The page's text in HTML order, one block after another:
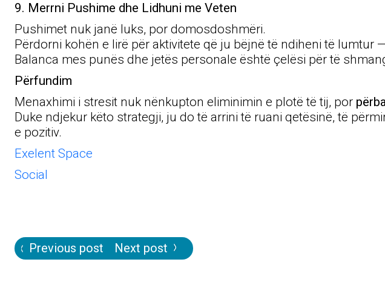
9. Merrni Pushime dhe Lidhuni me Veten
Pushimet nuk janë luks, por domosdoshmëri.
Përdorni kohën e lirë për aktivitete që ju bëjnë të ndiheni të
Balanca mes punës dhe jetës personale është çelësi për të
Përfundim
Menaxhimi i stresit nuk nënkupton eliminimin e plotë të tij, por
Duke ndjekur këto strategji, ju do të arrini të ruani qetësinë, të
e pozitiv.
Exelent Space
Social
Post
Previous post
Next post